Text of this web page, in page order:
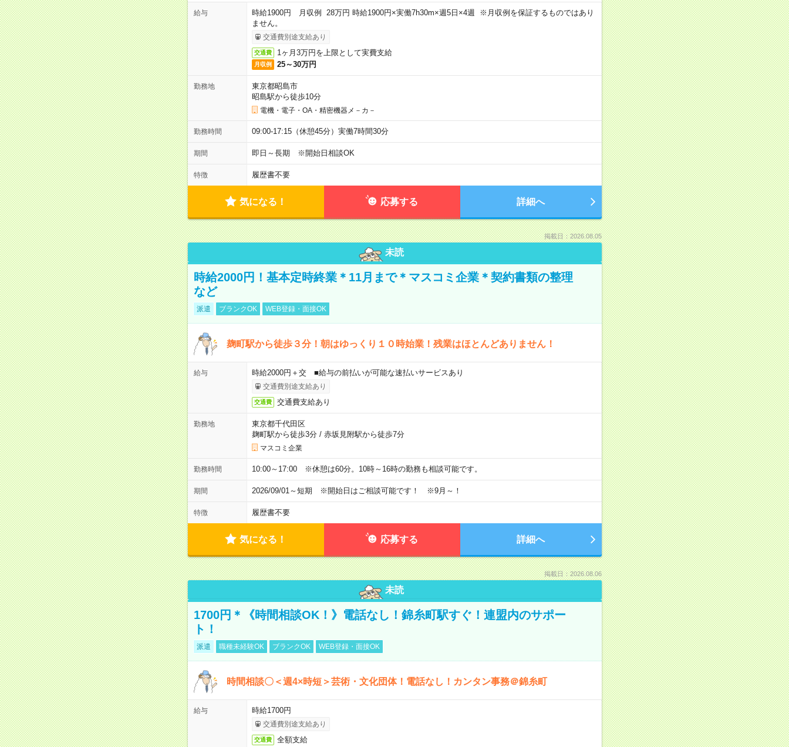
給与
時給1900円 月収例 28万円 時給1900円×実働7h30m×週5日×4週 ※月収例を保証するものではあり
ません。
交通費別途支給あり
交通費 1ヶ月3万円を上限として実費支給
月収例 25～30万円
勤務地
東京都昭島市
昭島駅から徒歩10分
電機・電子・OA・精密機器メ－カ－
勤務時間 09:00-17:15（休憩45分）実働7時間30分
期間 即日～長期 ※開始日相談OK
特徴 履歴書不要
気になる！ 応募する 詳細へ
掲載日：2026.08.05
未読
時給2000円！基本定時終業＊11月まで＊マスコミ企業＊契約書類の整理
など
派遣 ブランクOK WEB登録・面接OK
麹町駅から徒歩３分！朝はゆっくり１０時始業！残業はほとんどありません！
給与 時給2000円＋交 ■給与の前払いが可能な速払いサービスあり
交通費別途支給あり
交通費 交通費支給あり
勤務地
東京都千代田区
麹町駅から徒歩3分/ 赤坂見附駅から徒歩7分
マスコミ企業
勤務時間 10:00～17:00 ※休憩は60分。10時～16時の勤務も相談可能です。
期間 2026/09/01～短期 ※開始日はご相談可能です！ ※9月～！
特徴 履歴書不要
気になる！ 応募する 詳細へ
掲載日：2026.08.06
未読
1700円＊《時間相談OK！》電話なし！錦糸町駅すぐ！連盟内のサポー
ト！
派遣 職種未経験OK ブランクOK WEB登録・面接OK
時間相談〇＜週4×時短＞芸術・文化団体！電話なし！カンタン事務＠錦糸町
給与 時給1700円
交通費別途支給あり
交通費 全額支給